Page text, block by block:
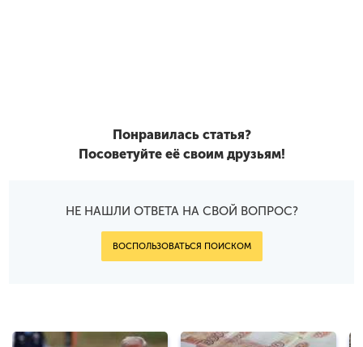
Понравилась статья?
Посоветуйте её своим друзьям!
НЕ НАШЛИ ОТВЕТА НА СВОЙ ВОПРОС?
ВОСПОЛЬЗОВАТЬСЯ ПОИСКОМ